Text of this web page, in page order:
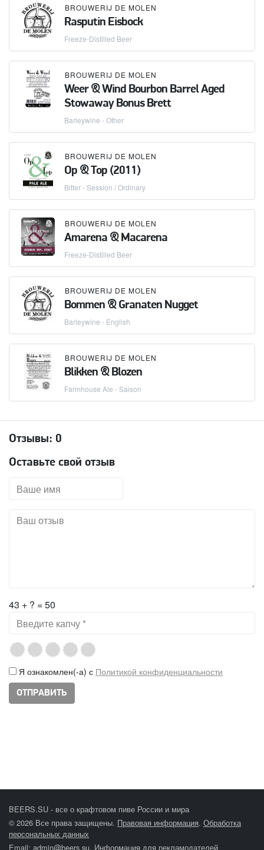
BROUWERIJ DE MOLEN
Rasputin Eisbock
Freeze-Distilled Beer
BROUWERIJ DE MOLEN
Weer & Wind Bourbon Barrel Aged
Stowaway Bonus Brett
Barleywine - Other
BROUWERIJ DE MOLEN
Op & Top (2011)
Bitter - Session / Ordinary
BROUWERIJ DE MOLEN
Amarena & Macarena
Freeze-Distilled Beer
BROUWERIJ DE MOLEN
Bommen & Granaten Nugget
Barleywine - English
BROUWERIJ DE MOLEN
Blikken & Blozen
Farmhouse Ale - Saison
Отзывы: 0
Оставьте свой отзыв
43 + ? = 50
Я ознакомлен(-а) с Политикой конфиденциальности
BEERS.SU - все о крафтовом пиве России и мира
© 2026 Все права защищены. Правовая информация. Обработка
персональных данных
Email: admin@beers.su. Информация для рекламодателей